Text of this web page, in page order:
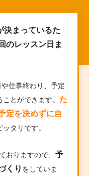
決まっているた
のレッスン日ま
仕事終わり、予定
とができます。 た
定を決めずに自
ッタリです。
おりますので、 予
くり をしていま